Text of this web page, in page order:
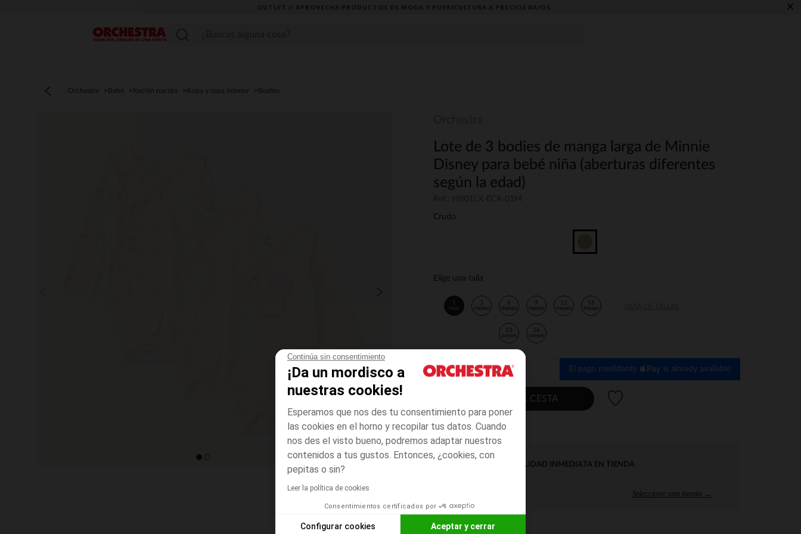
Continúa sin consentimiento
¡Da un mordisco a
nuestras cookies!
Esperamos que nos des tu consentimiento para poner
las cookies en el horno y recopilar tus datos. Cuando
nos des el visto bueno, podremos adaptar nuestros
contenidos a tus gustos. Entonces, ¿cookies, con
pepitas o sin?
Leer la política de cookies
Consentimientos certificados por
Configurar cookies Aceptar y cerrar
OUTLET // APROVECHA PRODUCTOS DE MODA Y PUERICULTURA A PRECIOS BAJOS ×
Menú
Orchestra Bebé Recién nacido Ropa y ropa interior Bodies
Lote de 3 bodies de manga larga de Minnie
Disney para bebé niña (aberturas diferentes
según la edad)
Crudo
Elige una talla
1
mes
3
meses
6
meses
9
meses
12
meses
18
meses
23
meses
36
meses
El pago medidante is already available
AÑADIR A LA CESTA
DISPONIBILIDAD INMEDIATA EN TIENDA
Seleccione una tienda →